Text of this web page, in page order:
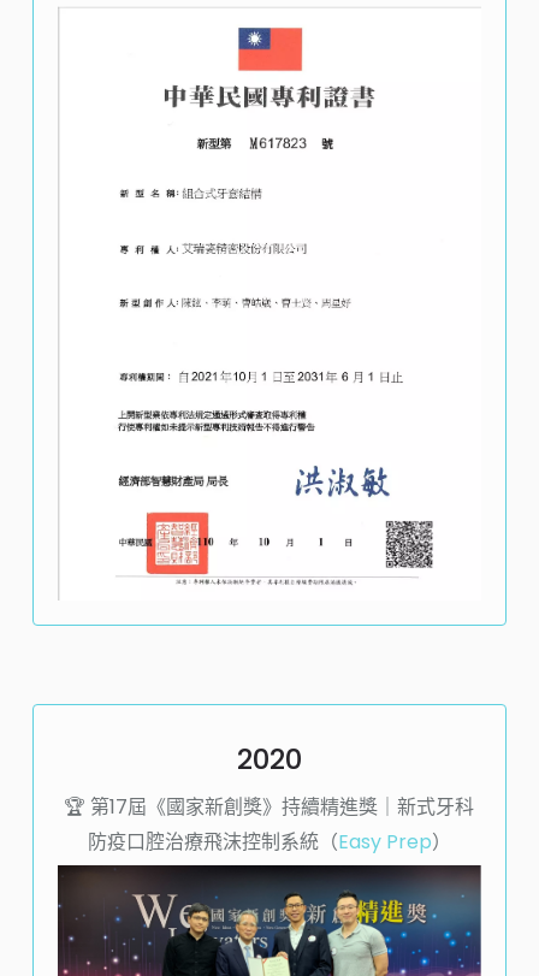
2020
🏆️ 第17屆《國家新創獎》持續精進獎｜新式牙科
防疫口腔治療飛沫控制系統（Easy Prep）